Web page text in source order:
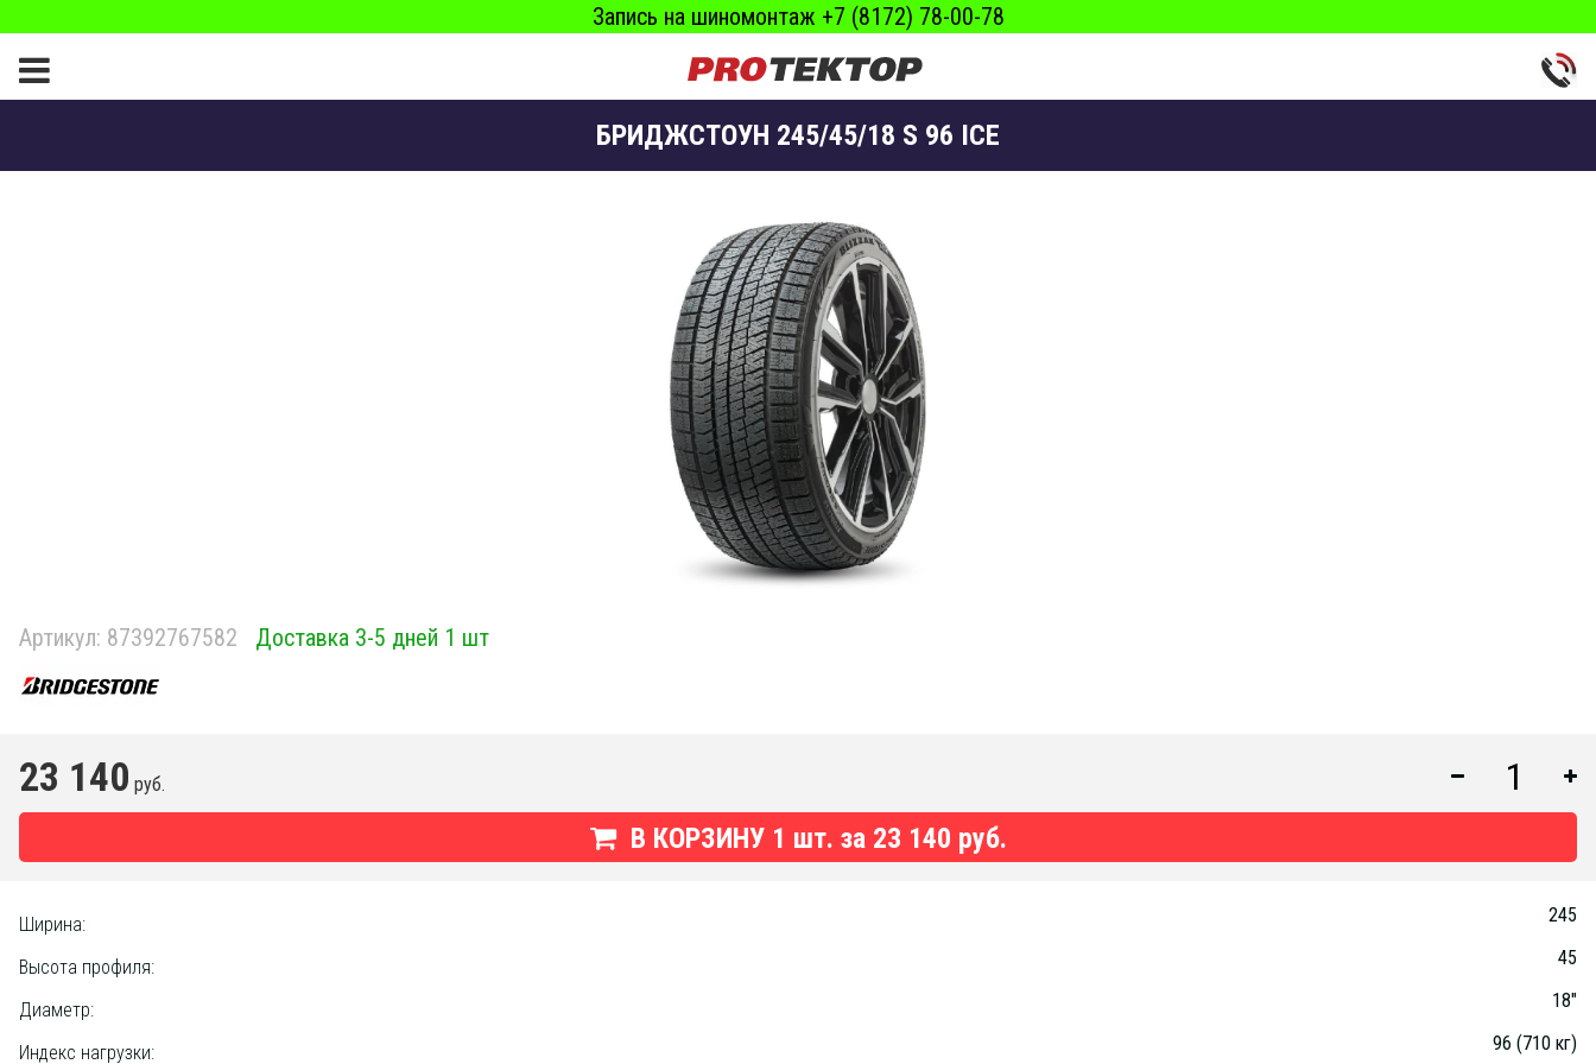
Запись на шиномонтаж +7 (8172) 78-00-78
БРИДЖСТОУН 245/45/18 S 96 ICE
Артикул: 87392767582 Доставка 3-5 дней 1 шт
23 140 руб.
В КОРЗИНУ 1 шт. за 23 140 руб.
Ширина: 245
Высота профиля: 45
Диаметр: 18"
Индекс нагрузки: 96 (710 кг)